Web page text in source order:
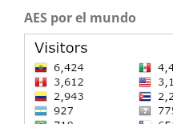
AES por el mundo